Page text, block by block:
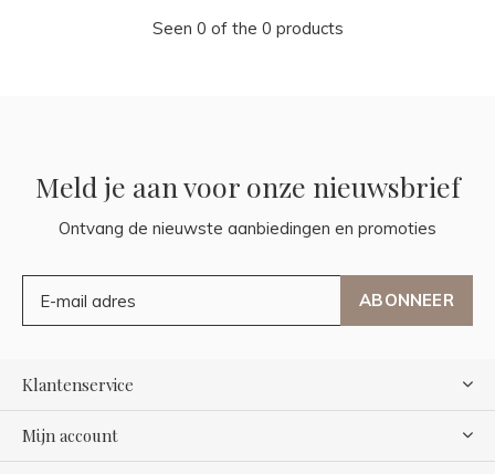
Seen 0 of the 0 products
Meld je aan voor onze nieuwsbrief
Ontvang de nieuwste aanbiedingen en promoties
ABONNEER
Klantenservice
Mijn account